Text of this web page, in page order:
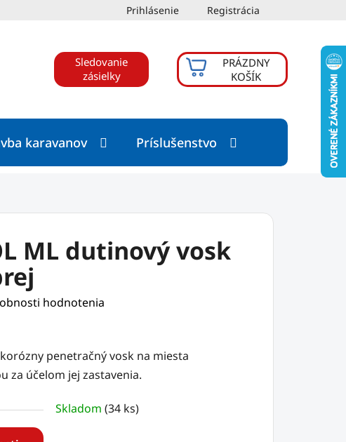
Prihlásenie Registrácia
Sledovanie
zásielky
NÁKUPNÝ
KOŠÍK
PRÁZDNY
KOŠÍK
karavanov Príslušenstvo
ML dutinový vosk
hodnotenia
penetračný vosk na miesta
za účelom jej zastavenia.
Skladom (34 ks)